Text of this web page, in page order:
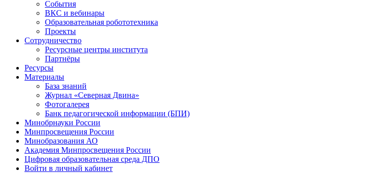
События
ВКС и вебинары
Образовательная робототехника
Проекты
Сотрудничество
Ресурсные центры института
Партнёры
Ресурсы
Материалы
База знаний
Журнал «Северная Двина»
Фотогалерея
Банк педагогической информации (БПИ)
Минобрнауки России
Минпросвещения России
Минобразования АО
Академия Минпросвещения России
Цифровая образовательная среда ДПО
Войти в личный кабинет